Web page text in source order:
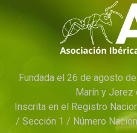
Fundada el 26 de agosto
Marín y Jerez
Inscrita en el Registro
/ Sección 1 / Número